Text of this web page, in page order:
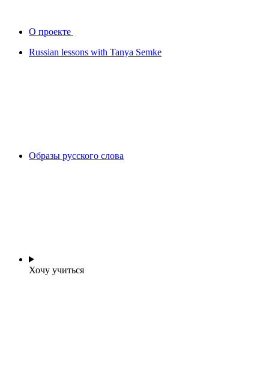
О проекте
Russian lessons with Tanya Semke
Образы русского слова
Хочу учиться